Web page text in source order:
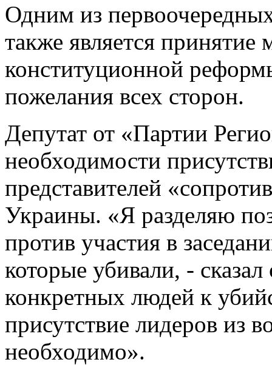
Одним из
также является
конституционной
пожелания всех сторон.
Депутат от «Партии
необходимости
представителей
Украины. «Я разделяю
против участия в
которые убивали, -
конкретных людей к
присутствие лидеров из
необходимо».